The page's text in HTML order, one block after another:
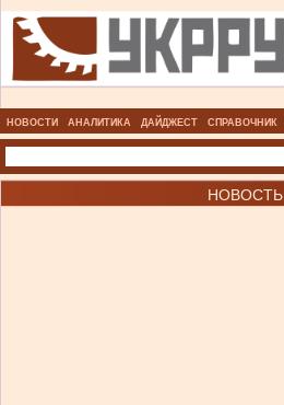
НОВОСТИ АНАЛИТИКА ДАЙДЖЕСТ СПРАВОЧНИК
НОВОСТЬ